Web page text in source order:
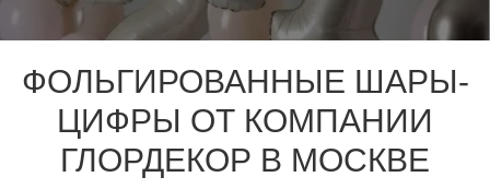
ФОЛЬГИРОВАННЫЕ ШАРЫ-
ЦИФРЫ ОТ КОМПАНИИ
ГЛОРДЕКОР В МОСКВЕ